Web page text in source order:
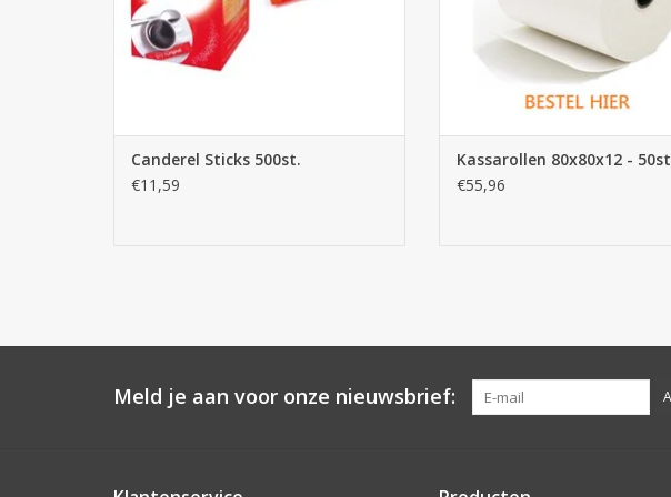
Canderel Sticks 500st.
€11,59
Kassarollen 80x80x12 -
€55,96
Meld je aan voor onze nieuwsbrief: